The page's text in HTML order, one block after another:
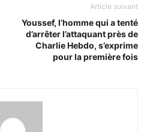
Article suivant
Youssef, l’homme qui a tenté
d’arrêter l’attaquant près de
Charlie Hebdo, s’exprime
pour la première fois